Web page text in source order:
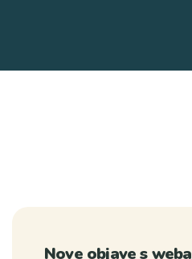
Nove objave s weba